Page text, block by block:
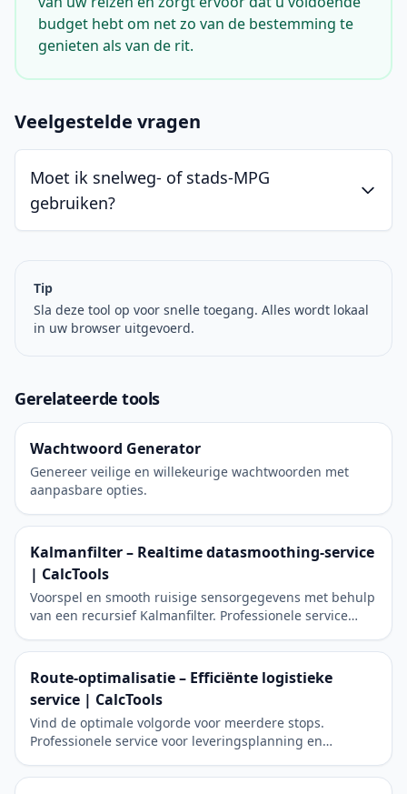
budget hebt om net zo van de bestemming te
genieten als van de rit.
Veelgestelde vragen
Moet ik snelweg- of stads-MPG
gebruiken?
Tip
Sla deze tool op voor snelle toegang. Alles wordt lokaal
in uw browser uitgevoerd.
Gerelateerde tools
Wachtwoord Generator
Genereer veilige en willekeurige wachtwoorden met
aanpasbare opties.
Kalmanfilter – Realtime datasmoothing-service
| CalcTools
Voorspel en smooth ruisige sensorgegevens met behulp
van een recursief Kalmanfilter. Professionele service
Route-optimalisatie – Efficiënte logistieke
service | CalcTools
Vind de optimale volgorde voor meerdere stops.
Professionele service voor leveringsplanning en